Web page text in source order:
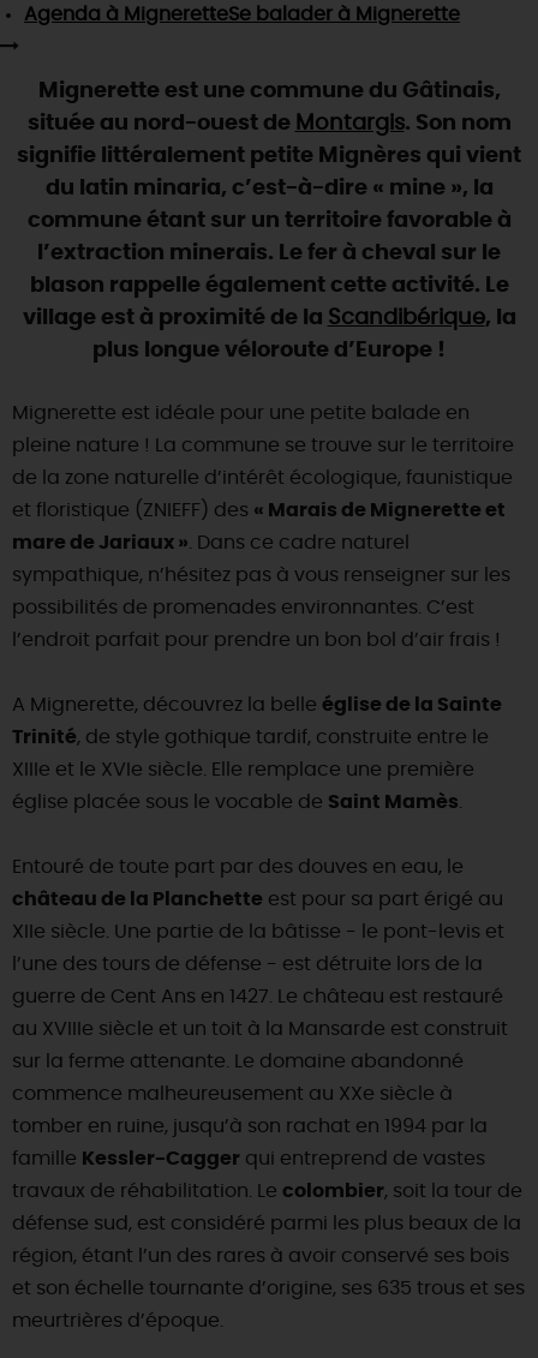
Visitesgourmandeset créatives
Chic,une aire de pique-nique
Par ici les guinguettes
Que rapporter du Loiret ?
La Route desMétiers d'Art
TOUT L'ART DE VIVRE
Des vacances auprès des animaux 🐎
Gien !
Expérimenterles parcours Baludik 🕵️
Une saison de festivals 🎉
Rendez-vous de la nature en 2026
Des sorties en famille dans le Loiret !
Programme des animations "Loiret au fil de l'eau"
2026
AUJOURD'HUI
DEMAIN
CETTE SEMAINE
TOUT L'AGENDA
SE REPÉRER, SE DÉPLACER
RÉSERVERMAINTENANT
Agenda à MigneretteSe balader à Mignerette
Mignerette est une commune du Gâtinais,
située au nord-ouest de Montargis. Son nom
signifie littéralement petite Mignères qui vient
du latin minaria, c’est-à-dire « mine », la
commune étant sur un territoire favorable à
l’extraction minerais. Le fer à cheval sur le
blason rappelle également cette activité. Le
village est à proximité de la Scandibérique, la
plus longue véloroute d’Europe !
Mignerette est idéale pour une petite balade en
pleine nature ! La commune se trouve sur le territoire
de la zone naturelle d’intérêt écologique, faunistique
et floristique (ZNIEFF) des « Marais de Mignerette et
mare de Jariaux » . Dans ce cadre naturel
sympathique, n’hésitez pas à vous renseigner sur les
possibilités de promenades environnantes. C’est
l’endroit parfait pour prendre un bon bol d’air frais !
A Mignerette, découvrez la belle église de la Sainte
Trinité, de style gothique tardif, construite entre le
XIIIe et le XVIe siècle. Elle remplace une première
église placée sous le vocable de Saint Mamès
Entouré de toute part par des douves en eau, le
château de la Planchette est pour sa part érigé au
XIIe siècle. Une partie de la bâtisse - le pont-levis et
l’une des tours de défense - est détruite lors de la
guerre de Cent Ans en 1427. Le château est restauré
au XVIIIe siècle et un toit à la Mansarde est construit
sur la ferme attenante. Le domaine abandonné
commence malheureusement au XXe siècle à
tomber en ruine, jusqu’à son rachat en 1994 par la
famille Kessler-Cagger qui entreprend de vastes
travaux de réhabilitation. Le colombier, soit la tour de
défense sud, est considéré parmi les plus beaux de la
région, étant l’un des rares à avoir conservé ses bois
et son échelle tournante d’origine, ses 635 trous et ses
meurtrières d’époque.